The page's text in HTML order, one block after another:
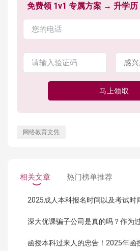
免费领 1v1 专属方案 → 升学
马上领取
网络教育文凭
相关文章 热门榜单推荐
2025成人本科报名时间以及考试时
深大优课骗子公司是真的吗？作为
函授本科过来人的忠告！2025年函